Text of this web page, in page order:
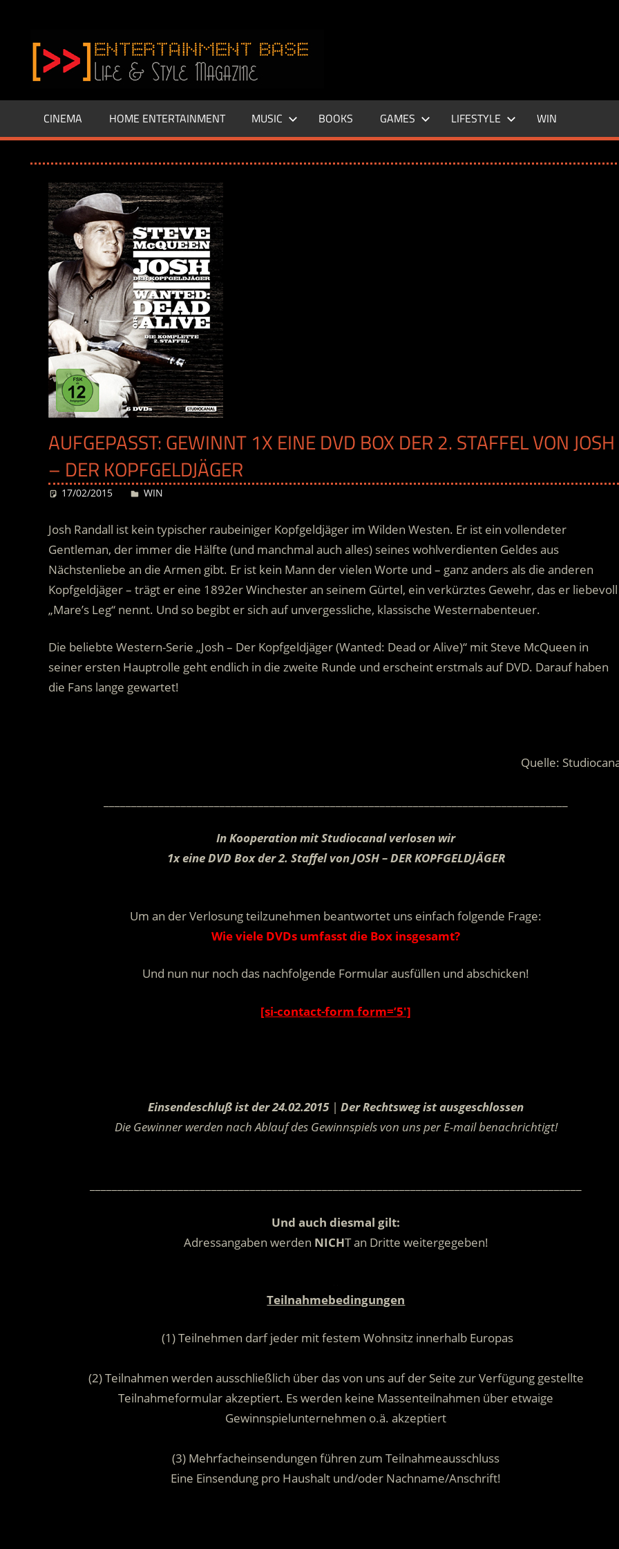
springen
–
LIFE
Base.de
CINEMA HOME ENTERTAINMENT MUSIC BOOKS GAMES LIFESTYLE WIN
AUFGEPASST: GEWINNT 1X EINE DVD BOX DER 2. STAFFEL VON JOSH
– DER KOPFGELDJÄGER
17/02/2015 Desiree
WIN
Josh Randall ist kein typischer raubeiniger Kopfgeldjäger im Wilden Westen. Er ist ein vollendeter
Gentleman, der immer die Hälfte (und manchmal auch alles) seines wohlverdienten Geldes aus
Nächstenliebe an die Armen gibt. Er ist kein Mann der vielen Worte und – ganz anders als die anderen
Kopfgeldjäger – trägt er eine 1892er Winchester an seinem Gürtel, ein verkürztes Gewehr, das er liebevoll
„Mare’s Leg“ nennt. Und so begibt er sich auf unvergessliche, klassische Westernabenteuer.
Die beliebte Western-Serie „Josh – Der Kopfgeldjäger (Wanted: Dead or Alive)“ mit Steve McQueen in
seiner ersten Hauptrolle geht endlich in die zweite Runde und erscheint erstmals auf DVD. Darauf haben
die Fans lange gewartet!
Quelle:
In Kooperation mitStudiocanal verlosen wir
1x eine DVD Box der 2. Staffel von JOSH – DER KOPFGELDJÄGER
Um an der Verlosung teilzunehmen beantwortet uns einfach folgende Frage:
Wie viele DVDs umfasst die Box insgesamt?
Und nun nur noch das nachfolgende Formular ausfüllen und abschicken!
[si-contact-form form=’5′]
Einsendeschluß ist der 24.02.2015|Der Rechtsweg ist ausgeschlossen
Die Gewinner werden nach Ablauf des Gewinnspiels von uns per E-mail benachrichtigt!
Und auch diesmal gilt:
Adressangaben werden NICHT an Dritte weitergegeben!
Teilnahmebedingungen
(1) Teilnehmen darf jeder mit festem Wohnsitz innerhalb Europas
(2) Teilnahmen werden ausschließlich über das von uns auf der Seite zur Verfügung gestellte
Teilnahmeformular akzeptiert. Es werden keine Massenteilnahmen über etwaige
Gewinnspielunternehmen o.ä. akzeptiert
(3) Mehrfacheinsendungen führen zum Teilnahmeausschluss
Eine Einsendung pro Haushalt und/oder Nachname/Anschrift!